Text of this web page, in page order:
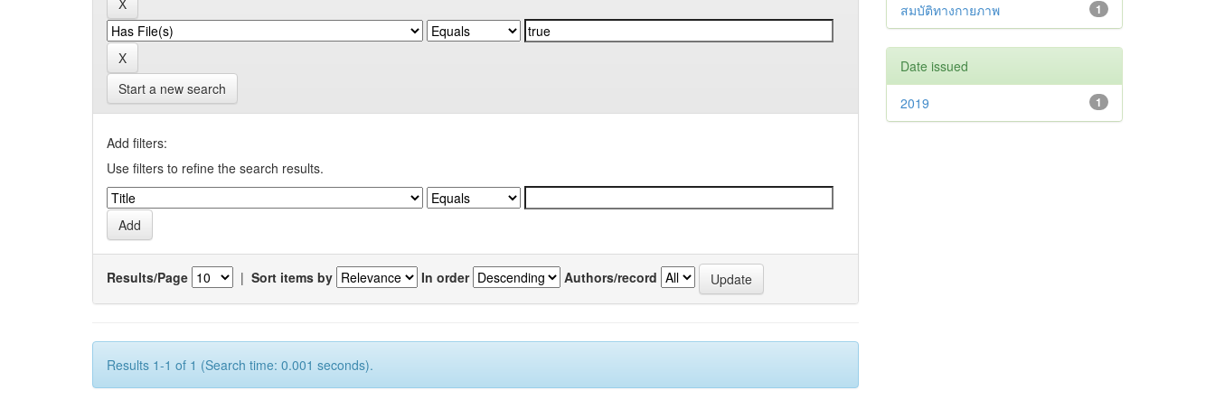
Start a new search
Add filters:
Use filters to refine the search results.
Results/Page | Sort items by In order Authors/record
Results 1-1 of 1 (Search time: 0.001 seconds).
1
สมบัติทางกายภาพ
Date issued
1
2019